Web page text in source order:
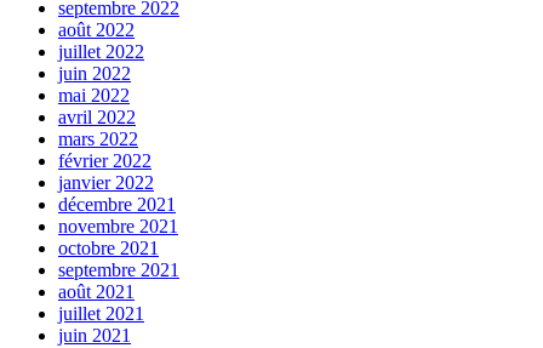
septembre 2022
août 2022
juillet 2022
juin 2022
mai 2022
avril 2022
mars 2022
février 2022
janvier 2022
décembre 2021
novembre 2021
octobre 2021
septembre 2021
août 2021
juillet 2021
juin 2021